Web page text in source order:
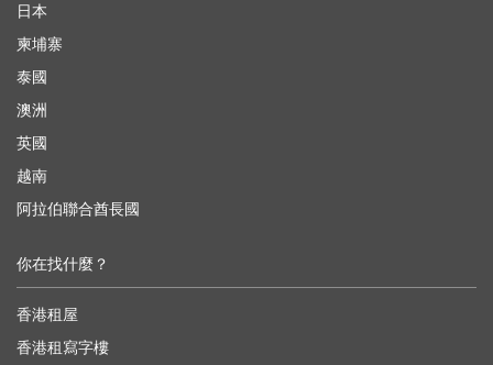
日本
柬埔寨
泰國
澳洲
英國
越南
阿拉伯聯合酋長國
你在找什麼？
香港租屋
香港租寫字樓